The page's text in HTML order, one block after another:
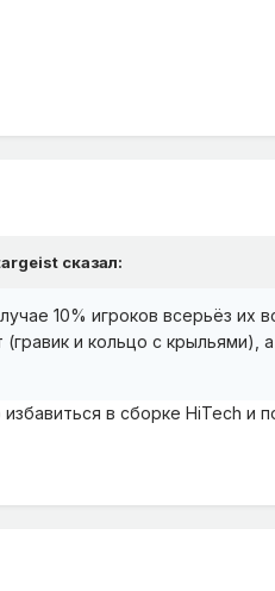
сказал:
10% игроков всерьёз их
(гравик и кольцо с
в сборке HiTech и